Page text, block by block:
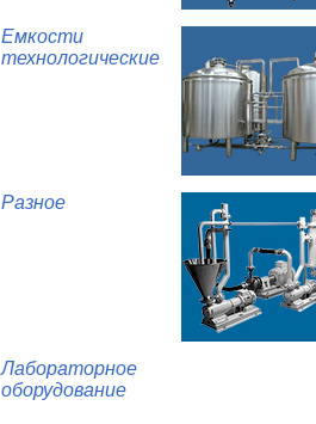
Емкости
технологические
Разное
Лабораторное
оборудование